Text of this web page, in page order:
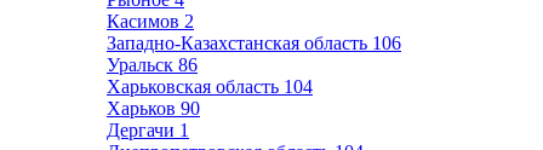
Касимов 2
Западно-Казахстанская область 106
Уральск 86
Харьковская область 104
Харьков 90
Дергачи 1